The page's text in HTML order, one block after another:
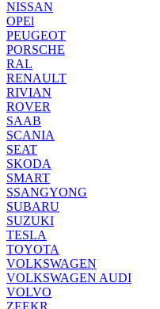
NISSAN
OPEl
PEUGEOT
PORSCHE
RAL
RENAULT
RIVIAN
ROVER
SAAB
SCANIA
SEAT
SKODA
SMART
SSANGYONG
SUBARU
SUZUKI
TESLA
TOYOTA
VOLKSWAGEN
VOLKSWAGEN AUDI
VOLVO
ZEEKR